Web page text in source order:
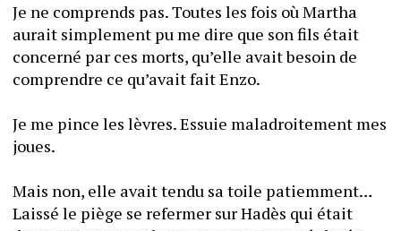
Je ne comprends pas. Toutes les fois où Martha
aurait simplement pu me dire que son fils était
concerné par ces morts, qu’elle avait besoin de
comprendre ce qu’avait fait Enzo.
Je me pince les lèvres. Essuie maladroitement mes
joues.
Mais non, elle avait tendu sa toile patiemment…
Laissé le piège se refermer sur Hadès qui était